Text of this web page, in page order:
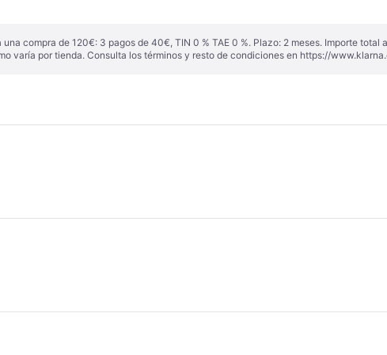
compra de 120€: 3 pagos de 40€, TIN 0 % TAE 0 %. Plazo: 2 meses. Importe
varía por tienda. Consulta los términos y resto de condiciones en https://